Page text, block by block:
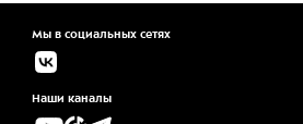
Мы в социальных сетях
Наши каналы